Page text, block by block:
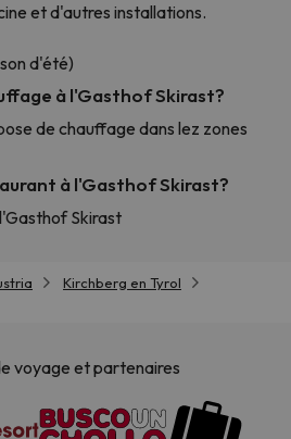
et d'autres installations.
d'été)
à l'Gasthof Skirast?
de chauffage dans lez zones
à l'Gasthof Skirast?
Skirast
Kirchberg en Tyrol
voyage et partenaires